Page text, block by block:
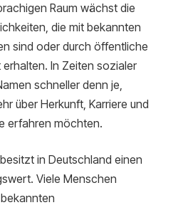
Raum wächst die
die mit bekannten
sind oder durch öffentliche
In Zeiten sozialer
schneller denn je,
über Herkunft, Karriere und
erfahren möchten.
in Deutschland einen
Viele Menschen